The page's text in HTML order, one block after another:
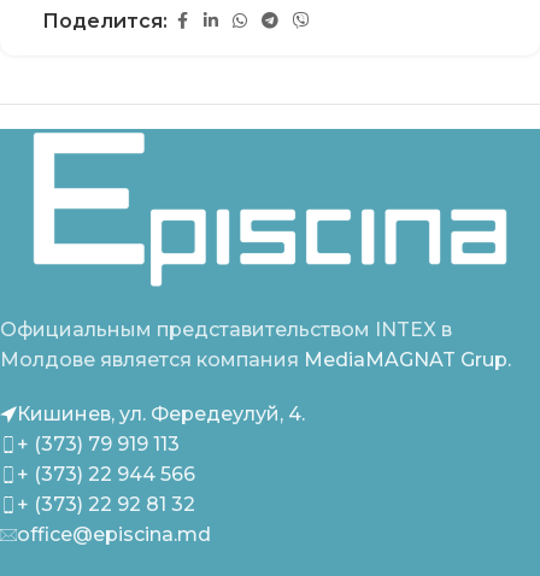
Поделится:
Официальным представительством INTEX в
Молдове является компания MediaMAGNAT Grup.
Кишинев, ул. Фередеулуй, 4.
+ (373) 79 919 113
+ (373) 22 944 566
+ (373) 22 92 81 32
office@episcina.md